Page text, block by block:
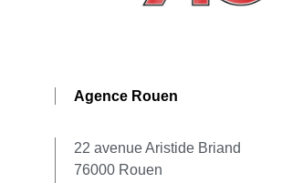
Agence Rouen
22 avenue Aristide Briand
76000 Rouen